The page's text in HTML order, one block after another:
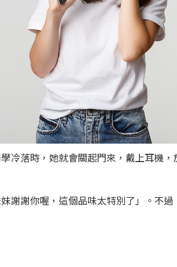
冷落時，她就會關起門來，戴上耳機
謝你喔，這個品味太特別了」。不